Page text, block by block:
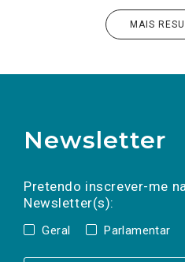
MAIS
Newsletter
Pretendo inscrever-me
Newsletter(s):
Geral Parlamentar
a(s) newsletter(s).
mail